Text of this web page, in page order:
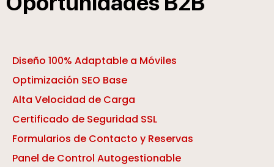
Diseño 100% Adaptable a Móviles
Optimización SEO Base
Alta Velocidad de Carga
Certificado de Seguridad SSL
Formularios de Contacto y Reservas
Panel de Control Autogestionable